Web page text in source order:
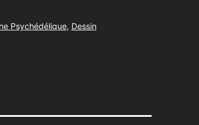
Psychédélique, Dessin